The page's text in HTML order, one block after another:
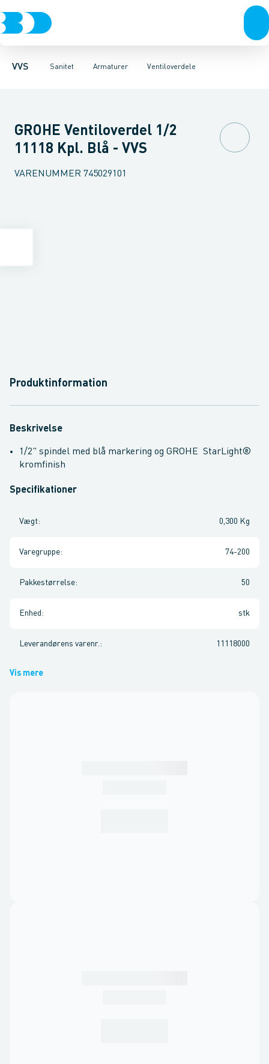
VVS Sanitet
Rør & fittingsPressfittings & rørKuglehaner & ventiler
Armaturer
Toiletter, sæder og cisterner VaskeArmaturer
Ventiloverdele
Køkken armaturer Håndvask armaturerTermostatarmaturer
GROHE Ventiloverdel 1/2
11118 Kpl. Blå - VVS
VARENUMMER 745029101
Produktinformation
Beskrivelse
1/2" spindel med blå markering og GROHE StarLight®
kromfinish
Specifikationer
Vægt: 0,300 Kg
Varegruppe: 74-200
Pakkestørrelse: 50
Enhed : stk
Leverandørens varenr. : 11118000
Vis mere